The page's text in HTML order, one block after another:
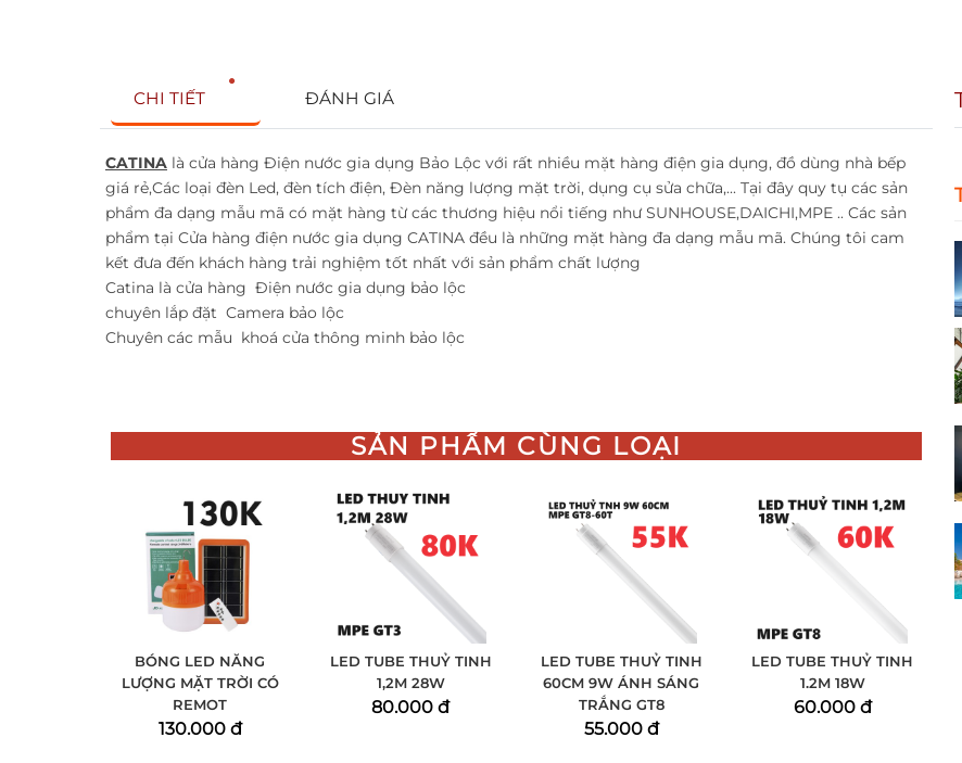
CHI TIẾT ĐÁNH GIÁ
CATINA là cửa hàng Điện nước gia dụng Bảo Lộc với rất nhiều mặt hàng điện gia dụng, đồ dùng nhà bếp
giá rẻ,Các loại đèn Led, đèn tích điện, Đèn năng lượng mặt trời, dụng cụ sửa chữa,... Tại đây quy tụ các sản
phẩm đa dạng mẫu mã có mặt hàng từ các thương hiệu nổi tiếng như SUNHOUSE,DAICHI,MPE .. Các sản
phẩm tại Cửa hàng điện nước gia dụng CATINA đều là những mặt hàng đa dạng mẫu mã. Chúng tôi cam
kết đưa đến khách hàng trải nghiệm tốt nhất với sản phẩm chất lượng
Catina là cửa hàng Điện nước gia dụng bảo lộc
chuyên lắp đặt Camera bảo lộc
Chuyên các mẫu khoá cửa thông minh bảo lộc
SẢN PHẨM CÙNG LOẠI
BÓNG LED NĂNG
LƯỢNG MẶT TRỜI CÓ
REMOT
130.000 đ
LED TUBE THUỶ TINH
1,2M 28W
80.000 đ
LED TUBE THUỶ TINH
60CM 9W ÁNH SÁNG
TRẮNG GT8
55.000 đ
LED TUBE THUỶ TINH
1.2M 18W
60.000 đ